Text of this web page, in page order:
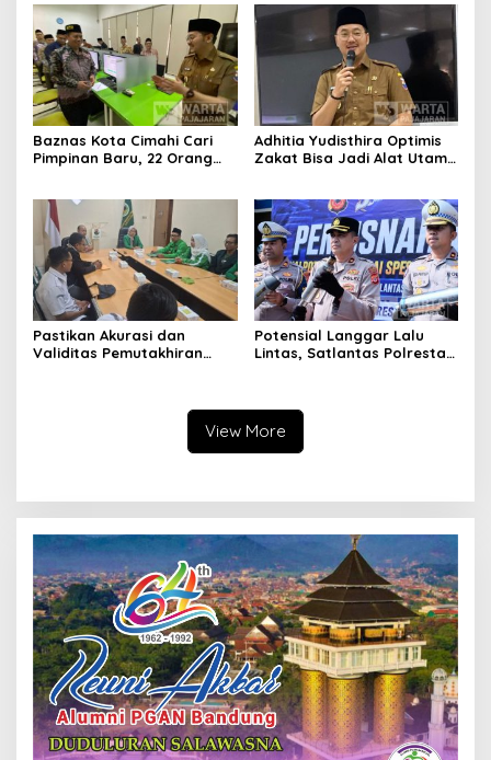
Berintegritas
Baznas Kota Cimahi Cari
Pimpinan Baru, 22 Orang
Adhitia Yudisthira Optimis
Zakat Bisa Jadi Alat Utama
Pastikan Akurasi dan
Validitas Pemutakhiran
Potensial Langgar Lalu
Lintas, Satlantas Polresta
View More